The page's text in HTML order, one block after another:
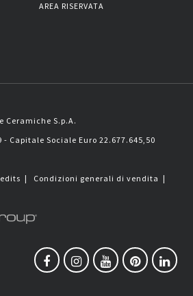
AREA RISERVATA
Ceramiche S.p.A.
- Capitale Sociale Euro 22.677.645,50
| Condizioni generali di vendita |